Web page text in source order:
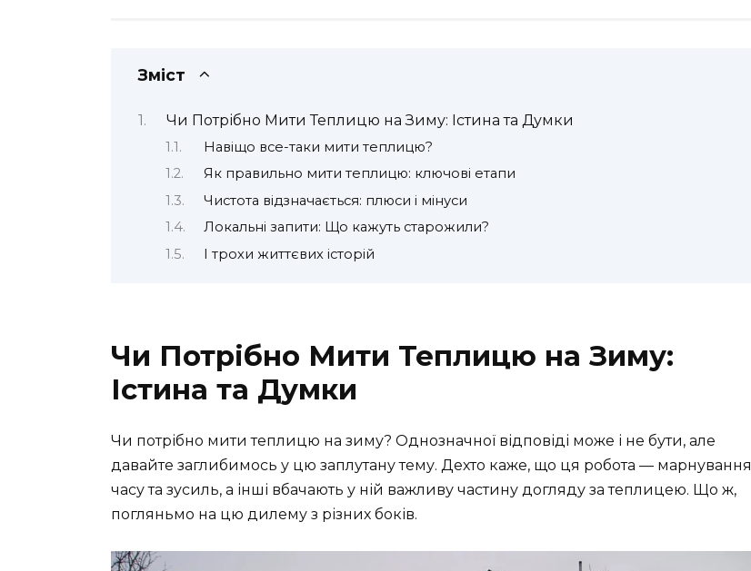
Зміст
Чи Потрібно Мити Теплицю на Зиму: Істина та Думки
Навіщо все-таки мити теплицю?
Як правильно мити теплицю: ключові етапи
Чистота відзначається: плюси і мінуси
Локальні запити: Що кажуть старожили?
І трохи життєвих історій
Чи Потрібно Мити Теплицю на Зиму:
Істина та Думки
Чи потрібно мити теплицю на зиму? Однозначної відповіді може і не бути, але
давайте заглибимось у цю заплутану тему. Дехто каже, що ця робота — марнування
часу та зусиль, а інші вбачають у ній важливу частину догляду за теплицею. Що ж,
погляньмо на цю дилему з різних боків.